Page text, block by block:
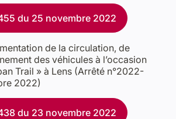
du 25 novembre 2022
de la circulation, de
des véhicules à l’occasion
Trail » à Lens (Arrêté n°2022-
2022)
du 23 novembre 2022